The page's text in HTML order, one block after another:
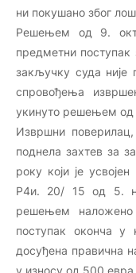
ни покушано због
Решењем од 9.
предметни поступак
закључку суда
спровођења
укинуто решењем од
Извршни
поднела захтев за
року који је
Р4и. 20/ 15 од 5.
решењем
поступак оконча у
досуђена правична
у износу од 500 евра